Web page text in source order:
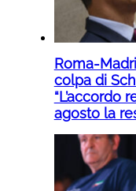
Roma-
colpa di
“L’accordo
agosto la